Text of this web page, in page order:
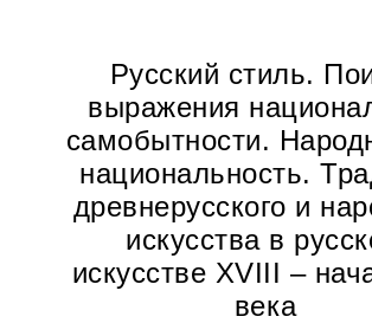
Русский стиль.
выражения
самобытности.
национальность.
древнерусского и
искусства в
искусстве XVIII –
века